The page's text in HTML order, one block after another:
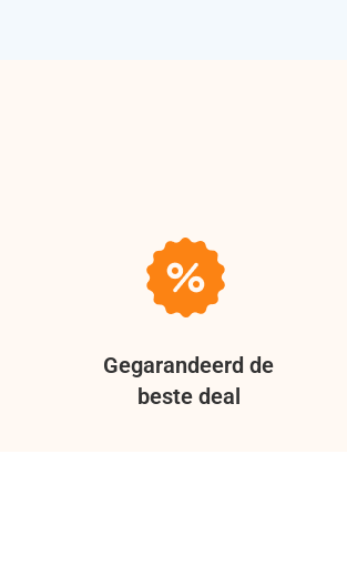
Gegarandeerd de
beste deal